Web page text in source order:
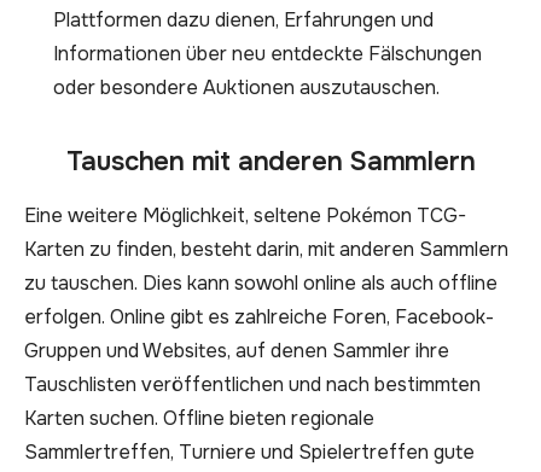
Plattformen dazu dienen, Erfahrungen und
Informationen über neu entdeckte Fälschungen
oder besondere Auktionen auszutauschen.
Tauschen mit anderen Sammlern
Eine weitere Möglichkeit, seltene Pokémon TCG-
Karten zu finden, besteht darin, mit anderen Sammlern
zu tauschen. Dies kann sowohl online als auch offline
erfolgen. Online gibt es zahlreiche Foren, Facebook-
Gruppen und Websites, auf denen Sammler ihre
Tauschlisten veröffentlichen und nach bestimmten
Karten suchen. Offline bieten regionale
Sammlertreffen, Turniere und Spielertreffen gute